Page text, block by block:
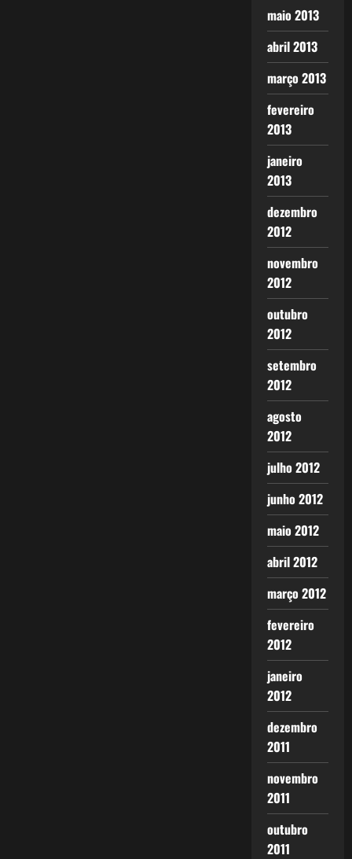
maio 2013
abril 2013
março 2013
fevereiro
2013
janeiro
2013
dezembro
2012
novembro
2012
outubro
2012
setembro
2012
agosto
2012
julho 2012
junho 2012
maio 2012
abril 2012
março 2012
fevereiro
2012
janeiro
2012
dezembro
2011
novembro
2011
outubro
2011